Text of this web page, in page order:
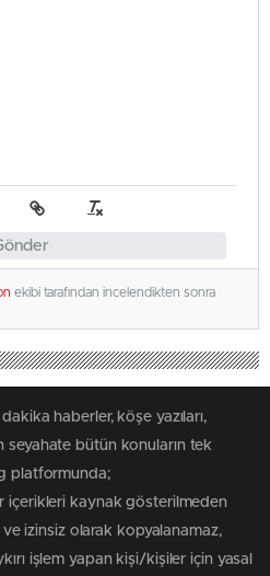
ekibi tarafından incelendikten sonra
haberler, köşe yazıları,
bütün konuların tek
platformunda;
kaynak gösterilmeden
ve izinsiz olarak kopyalanamaz,
işlem yapan kişi/kişiler için yasal